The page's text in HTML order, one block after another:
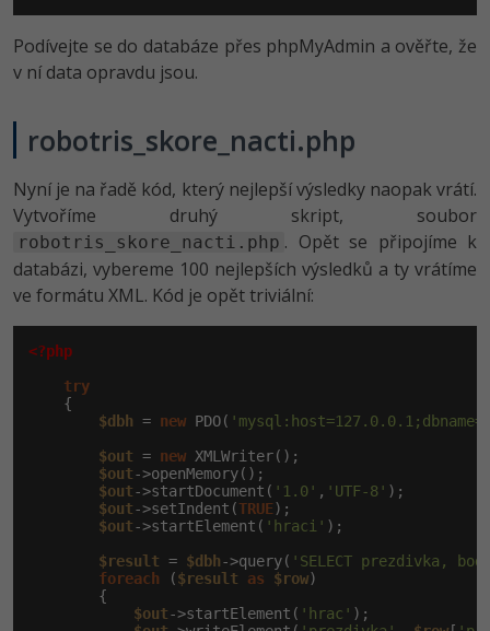
Podívejte se do databáze přes phpMyAdmin a ověřte, že
v ní data opravdu jsou.
robotris_skore_nac­ti.php
Nyní je na řadě kód, který nejlepší výsledky naopak vrátí.
Vytvoříme druhý skript, soubor
robotris_skore_nacti.php . Opět se připojíme k
databázi, vybereme 100 nejlepších výsledků a ty vrátíme
ve formátu XML. Kód je opět triviální:
<?php
try
    {
$dbh = new PDO(
$out = new XMLWriter();
$out->openMemory();
$out->startDocument( '1.0' , 'UTF-8' );
$out->setIndent(TRUE);
$out->startElement( 'hraci' );
$result = $dbh->query( 'SELECT prezdivka,
foreach ($result as $row)
        {
$out->startElement( 'hrac' );